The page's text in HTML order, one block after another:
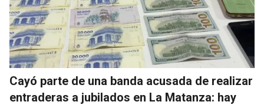
Cayó parte de una banda acusada de realizar
entraderas a jubilados en La Matanza: hay